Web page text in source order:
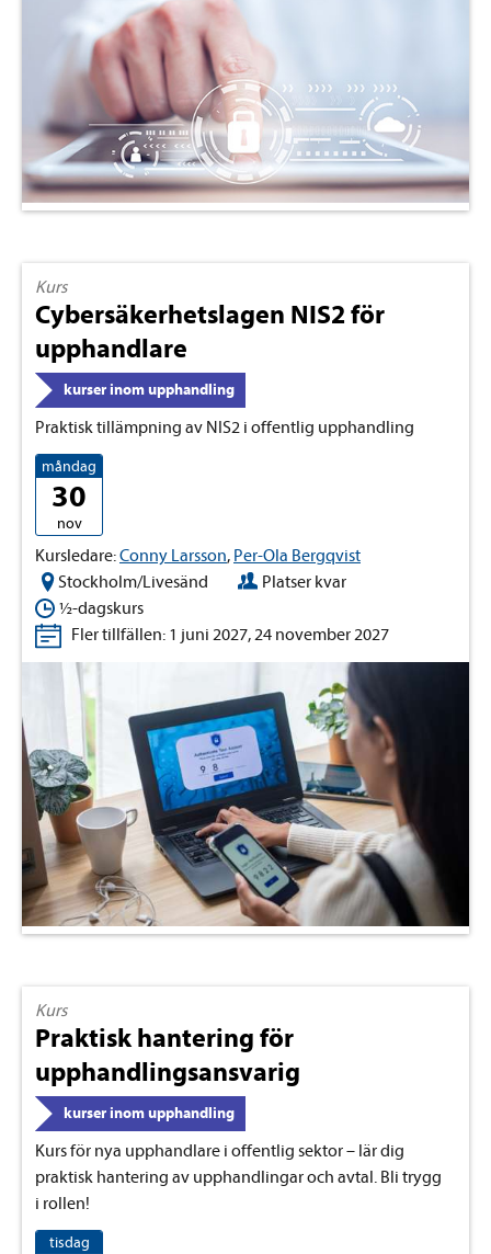
Kurs
Cybersäkerhetslagen NIS2 för
upphandlare
kurser inom upphandling
Praktisk tillämpning av NIS2 i offentlig upphandling
måndag
30
nov
Kursledare:Conny Larsson, Per-Ola Bergqvist
Stockholm/Livesänd
Platser kvar
½-dagskurs
Fler tillfällen: 1 juni 2027, 24 november 2027
Kurs
Praktisk hantering för
upphandlingsansvarig
kurser inom upphandling
Kurs för nya upphandlare i offentlig sektor – lär dig
praktisk hantering av upphandlingar och avtal. Bli trygg
i rollen!
tisdag